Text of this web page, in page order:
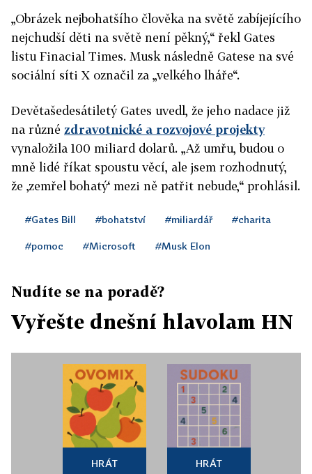
„Obrázek nejbohatšího člověka na světě zabíjejícího
nejchudší děti na světě není pěkný,“ řekl Gates
listu Finacial Times. Musk následně Gatese na své
sociální síti X označil za „velkého lháře“.
Devětašedesátiletý Gates uvedl, že jeho nadace již
na různé zdravotnické a rozvojové projekty
vynaložila 100 miliard dolarů. „Až umřu, budou o
mně lidé říkat spoustu věcí, ale jsem rozhodnutý,
že ‚zemřel bohatý‘ mezi ně patřit nebude,“ prohlásil.
#Gates Bill #bohatství #miliardář #charita
#pomoc #Microsoft #Musk Elon
Nudíte se na poradě?
Vyřešte dnešní hlavolam HN
HRÁT HRÁT